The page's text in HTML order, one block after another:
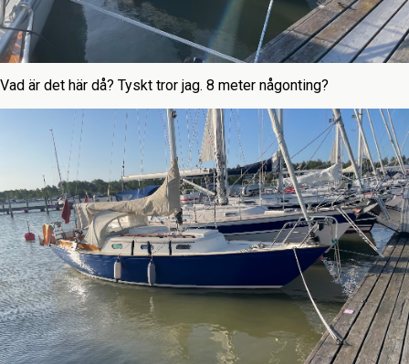
Vad är det här då? Tyskt tror jag. 8 meter någonting?